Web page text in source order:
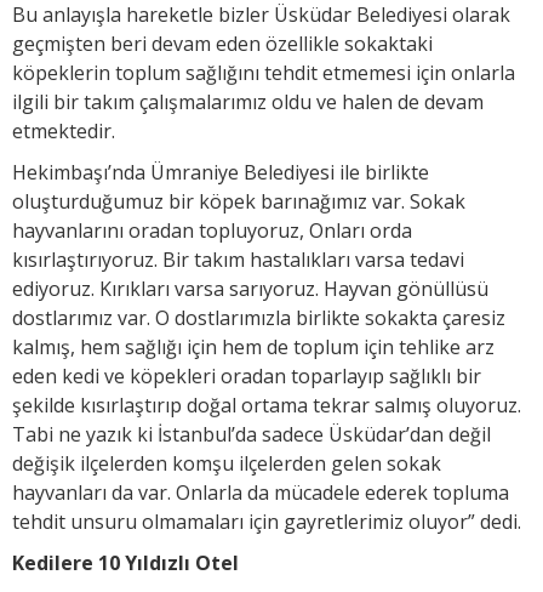
Bu anlayışla hareketle bizler Üsküdar Belediyesi olarak
geçmişten beri devam eden özellikle sokaktaki
köpeklerin toplum sağlığını tehdit etmemesi için onlarla
ilgili bir takım çalışmalarımız oldu ve halen de devam
etmektedir.
Hekimbaşı’nda Ümraniye Belediyesi ile birlikte
oluşturduğumuz bir köpek barınağımız var. Sokak
hayvanlarını oradan topluyoruz, Onları orda
kısırlaştırıyoruz. Bir takım hastalıkları varsa tedavi
ediyoruz. Kırıkları varsa sarıyoruz. Hayvan gönüllüsü
dostlarımız var. O dostlarımızla birlikte sokakta çaresiz
kalmış, hem sağlığı için hem de toplum için tehlike arz
eden kedi ve köpekleri oradan toparlayıp sağlıklı bir
şekilde kısırlaştırıp doğal ortama tekrar salmış oluyoruz.
Tabi ne yazık ki İstanbul’da sadece Üsküdar’dan değil
değişik ilçelerden komşu ilçelerden gelen sokak
hayvanları da var. Onlarla da mücadele ederek topluma
tehdit unsuru olmamaları için gayretlerimiz oluyor” dedi.
Kedilere 10 Yıldızlı Otel